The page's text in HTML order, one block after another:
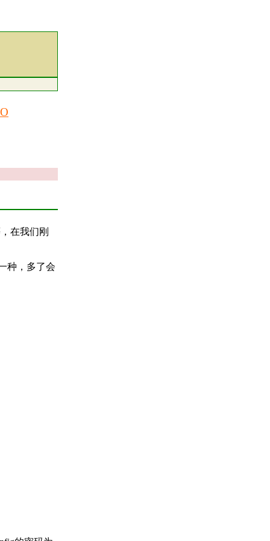
在我们刚
种，多了会